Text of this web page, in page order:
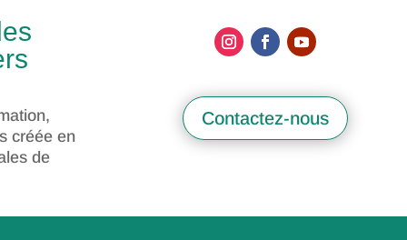
créée en
de
Contactez-nous